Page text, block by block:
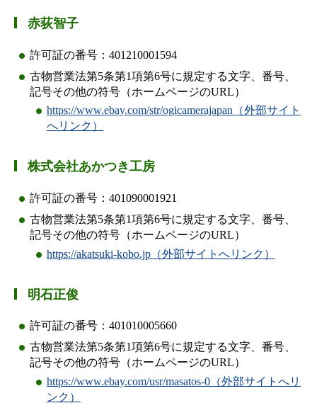
赤荻智子
許可証の番号：401210001594
古物営業法第5条第1項第6号に規定する文字、番号、
記号その他の符号（ホームページのURL）
https://www.ebay.com/str/ogicamerajapan（外部サイト
へリンク）
株式会社あかつき工房
許可証の番号：401090001921
古物営業法第5条第1項第6号に規定する文字、番号、
記号その他の符号（ホームページのURL）
https://akatsuki-kobo.jp（外部サイトへリンク）
明石正俊
許可証の番号：401010005660
古物営業法第5条第1項第6号に規定する文字、番号、
記号その他の符号（ホームページのURL）
https://www.ebay.com/usr/masatos-0（外部サイトへリ
ンク）